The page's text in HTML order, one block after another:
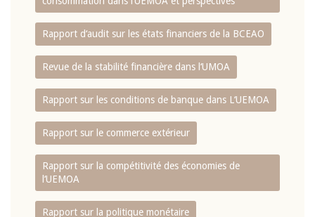
Rapport d‘audit sur les états financiers de la BCEAO
Revue de la stabilité financière dans l‘UMOA
Rapport sur les conditions de banque dans L‘UEMOA
Rapport sur le commerce extérieur
Rapport sur la compétitivité des économies de
l‘UEMOA
Rapport sur la politique monétaire